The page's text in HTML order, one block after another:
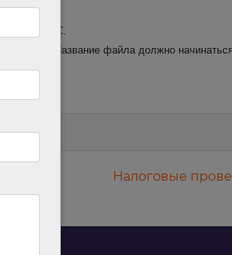
ФНС.
приказа. Название файла должно
Налоговые